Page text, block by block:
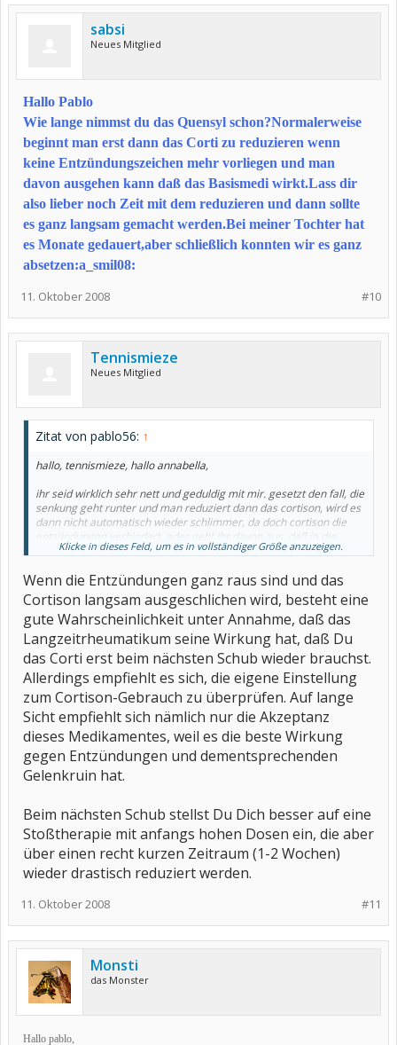
sabsi
Neues Mitglied
Hallo Pablo
Wie lange nimmst du das Quensyl schon?Normalerweise
beginnt man erst dann das Corti zu reduzieren wenn
keine Entzündungszeichen mehr vorliegen und man
davon ausgehen kann daß das Basismedi wirkt.Lass dir
also lieber noch Zeit mit dem reduzieren und dann sollte
es ganz langsam gemacht werden.Bei meiner Tochter hat
es Monate gedauert,aber schließlich konnten wir es ganz
absetzen:a_smil08:
#10
11. Oktober 2008
Tennismieze
Neues Mitglied
Zitat von pablo56: ↑
hallo, tennismieze, hallo annabella,
ihr seid wirklich sehr nett und geduldig mit mir. gesetzt den fall, die
senkung geht runter und man reduziert dann das cortison, wird es
dann nicht automatisch wieder schlimmer, da doch cortison die
entzündungen verhindert. oder geht ihr davon aus, daß ja die
krankheit in schüben auftritt, und das heißt: beim nächsten schub
versprochen, letzte frage zu dem thema.
ne gute zeit wünscht
pablo56
Klicke in dieses Feld, um es in vollständiger Größe anzuzeigen.
Wenn die Entzündungen ganz raus sind und das
Cortison langsam ausgeschlichen wird, besteht eine
gute Wahrscheinlichkeit unter Annahme, daß das
Langzeitrheumatikum seine Wirkung hat, daß Du
das Corti erst beim nächsten Schub wieder brauchst.
Allerdings empfiehlt es sich, die eigene Einstellung
zum Cortison-Gebrauch zu überprüfen. Auf lange
Sicht empfiehlt sich nämlich nur die Akzeptanz
dieses Medikamentes, weil es die beste Wirkung
gegen Entzündungen und dementsprechenden
Gelenkruin hat.
Beim nächsten Schub stellst Du Dich besser auf eine
Stoßtherapie mit anfangs hohen Dosen ein, die aber
über einen recht kurzen Zeitraum (1-2 Wochen)
wieder drastisch reduziert werden.
#11
11. Oktober 2008
Monsti
das Monster
Hallo pablo,